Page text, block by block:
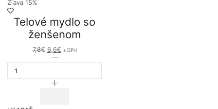
Zľava 15%
Telové mydlo so
ženšenom
7,8€ Original
price
6,6€ Current
s DPH
množstvo
so